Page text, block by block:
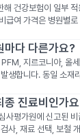
건강보험이 일부
급여 가격은 병원별
마다 다른가요?
지르코니아, 올
생합니다. 동일 소재
종 진료비인가
사평가원에 신고된
사, 재료 선택, 보철